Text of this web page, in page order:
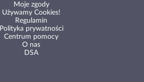
Moje zgody
Używamy Cookies!
Regulamin
Polityka prywatności
Centrum pomocy
O nas
DSA